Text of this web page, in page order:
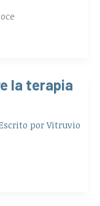
la terapia
porVitruvio